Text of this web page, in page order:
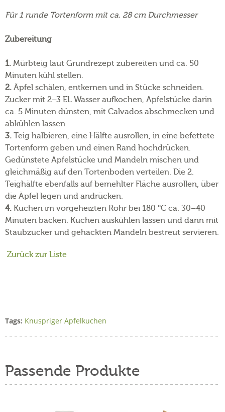
Für 1 runde Tortenform mit ca. 28 cm Durchmesser
Zubereitung
1. Mürbteig laut Grundrezept zubereiten und ca. 50
Minuten kühl stellen.
2. Äpfel schälen, entkernen und in Stücke schneiden.
Zucker mit 2–3 EL Wasser aufkochen, Apfelstücke darin
ca. 5 Minuten dünsten, mit Calvados abschmecken und
abkühlen lassen.
3. Teig halbieren, eine Hälfte ausrollen, in eine befettete
Tortenform geben und einen Rand hochdrücken.
Gedünstete Apfelstücke und Mandeln mischen und
gleichmäßig auf den Tortenboden verteilen. Die 2.
Teighälfte ebenfalls auf bemehlter Fläche ausrollen, über
die Äpfel legen und andrücken.
4. Kuchen im vorgeheizten Rohr bei 180 °C ca. 30–40
Minuten backen. Kuchen auskühlen lassen und dann mit
Staubzucker und gehackten Mandeln bestreut servieren.
Zurück zur Liste
Tags: Knuspriger Apfelkuchen
Passende Produkte